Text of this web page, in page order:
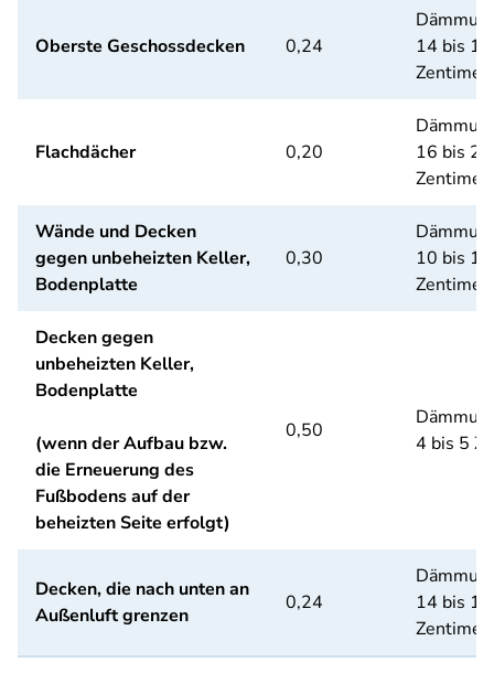
Oberste Geschossdecken 0,24
14 bis 18
Flachdächer 0,20
16 bis 20
Wände und Decken
gegen unbeheizten Keller,
Bodenplatte
0,30
10 bis 14
Decken gegen
unbeheizten Keller,
Bodenplatte
(wenn der Aufbau bzw.
die Erneuerung des
Fußbodens auf der
beheizten Seite erfolgt)
0,50
4 bis 5
Decken, die nach unten an
Außenluft grenzen
0,24
14 bis 18